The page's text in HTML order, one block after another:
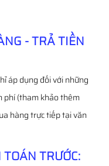
- TRẢ TIỀN
áp dụng đối với những
phí (tham khảo thêm
hàng trực tiếp tại văn
TRƯỚC: